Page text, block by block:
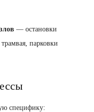
— остановки
парковки
специфику: